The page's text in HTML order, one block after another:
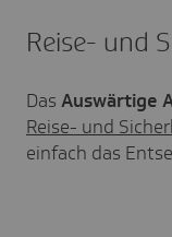
Reise- und
Das Auswärtige
Reise- und
einfach das